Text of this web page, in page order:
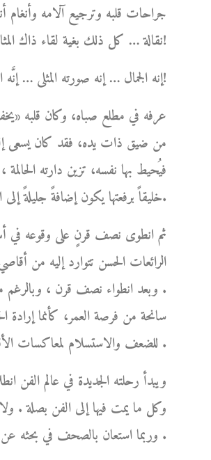
جراحات قلبه وترجيع آلامه وأنغام
نقالة … كل ذلك بغية لقاء ذاك المثال ومعانقته قبل أن تُوشِكَ شمسه على الغياب ؟!
إنه الجمال … إنه صورته المثلى … إنَّه الفن . . . الفن لا غير!
عرفه في مطلع صباه، وكان قلبه
من ضيق ذات يده، فقد كان يسعى
فيُحيط بها نفسه، تزين دارته
خليقاً برفعتها يكون إضافةً جليلةً إلى التراث الإنساني الخالد.
ثم انطوى نصف قرنٍ على وقوعه في
الرائعات الحسن تتوارد إليه من
. وبعد انطواء نصف قرن ، وبالرغم
سانحة من فرصة العمر، كأنما إرادة
للضعف والاستسلام لمعاكسات الأقدار الثائرة في وجهه .
ويبدأ رحلته الجديدة في عالم
وكل ما يمت فيها إلى الفن بصلة .
وربما استعان بالصحف في بحثه عن لوحات نادرة يرى فيها تفرداً وإبداعاً، فيُعلن فيها عن رغبته في ابتياعها .